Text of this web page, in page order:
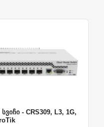
- CRS309, L3, 1G,